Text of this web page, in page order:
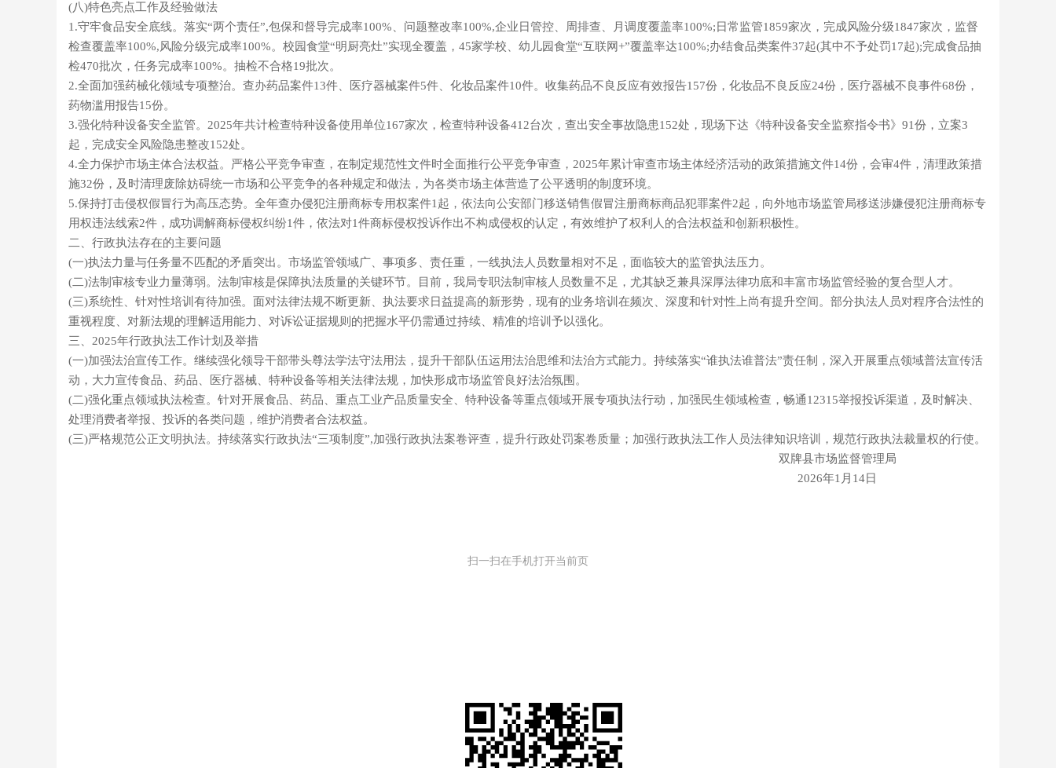
(八)特色亮点工作及经验做法
1.守牢食品安全底线。落实“两个责任”,包保和督导完成率100%、问题整改率100%,企业日管控、周排查、月调度覆盖率100%;日常监管1859家次，完成风险分级1847家次，监督
检查覆盖率100%,风险分级完成率100%。校园食堂“明厨亮灶”实现全覆盖，45家学校、幼儿园食堂“互联网+”覆盖率达100%;办结食品类案件37起(其中不予处罚17起);完成食品抽
检470批次，任务完成率100%。抽检不合格19批次。
2.全面加强药械化领域专项整治。查办药品案件13件、医疗器械案件5件、化妆品案件10件。收集药品不良反应有效报告157份，化妆品不良反应24份，医疗器械不良事件68份，
药物滥用报告15份。
3.强化特种设备安全监管。2025年共计检查特种设备使用单位167家次，检查特种设备412台次，查出安全事故隐患152处，现场下达《特种设备安全监察指令书》91份，立案3
起，完成安全风险隐患整改152处。
4.全力保护市场主体合法权益。严格公平竞争审查，在制定规范性文件时全面推行公平竞争审查，2025年累计审查市场主体经济活动的政策措施文件14份，会审4件，清理政策措
施32份，及时清理废除妨碍统一市场和公平竞争的各种规定和做法，为各类市场主体营造了公平透明的制度环境。
5.保持打击侵权假冒行为高压态势。全年查办侵犯注册商标专用权案件1起，依法向公安部门移送销售假冒注册商标商品犯罪案件2起，向外地市场监管局移送涉嫌侵犯注册商标专
用权违法线索2件，成功调解商标侵权纠纷1件，依法对1件商标侵权投诉作出不构成侵权的认定，有效维护了权利人的合法权益和创新积极性。
二、行政执法存在的主要问题
(一)执法力量与任务量不匹配的矛盾突出。市场监管领域广、事项多、责任重，一线执法人员数量相对不足，面临较大的监管执法压力。
(二)法制审核专业力量薄弱。法制审核是保障执法质量的关键环节。目前，我局专职法制审核人员数量不足，尤其缺乏兼具深厚法律功底和丰富市场监管经验的复合型人才。
(三)系统性、针对性培训有待加强。面对法律法规不断更新、执法要求日益提高的新形势，现有的业务培训在频次、深度和针对性上尚有提升空间。部分执法人员对程序合法性的
重视程度、对新法规的理解适用能力、对诉讼证据规则的把握水平仍需通过持续、精准的培训予以强化。
三、2025年行政执法工作计划及举措
(一)加强法治宣传工作。继续强化领导干部带头尊法学法守法用法，提升干部队伍运用法治思维和法治方式能力。持续落实“谁执法谁普法”责任制，深入开展重点领域普法宣传活
动，大力宣传食品、药品、医疗器械、特种设备等相关法律法规，加快形成市场监管良好法治氛围。
(二)强化重点领域执法检查。针对开展食品、药品、重点工业产品质量安全、特种设备等重点领域开展专项执法行动，加强民生领域检查，畅通12315举报投诉渠道，及时解决、
处理消费者举报、投诉的各类问题，维护消费者合法权益。
(三)严格规范公正文明执法。持续落实行政执法“三项制度”,加强行政执法案卷评查，提升行政处罚案卷质量；加强行政执法工作人员法律知识培训，规范行政执法裁量权的行使。
双牌县市场监督管理局
2026年1月14日
扫一扫在手机打开当前页